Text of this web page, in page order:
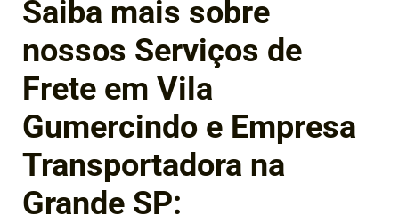
Saiba mais sobre
nossos Serviços de
Frete em Vila
Gumercindo e Empresa
Transportadora na
Grande SP: